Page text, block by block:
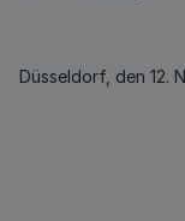
Düsseldorf, den 12.